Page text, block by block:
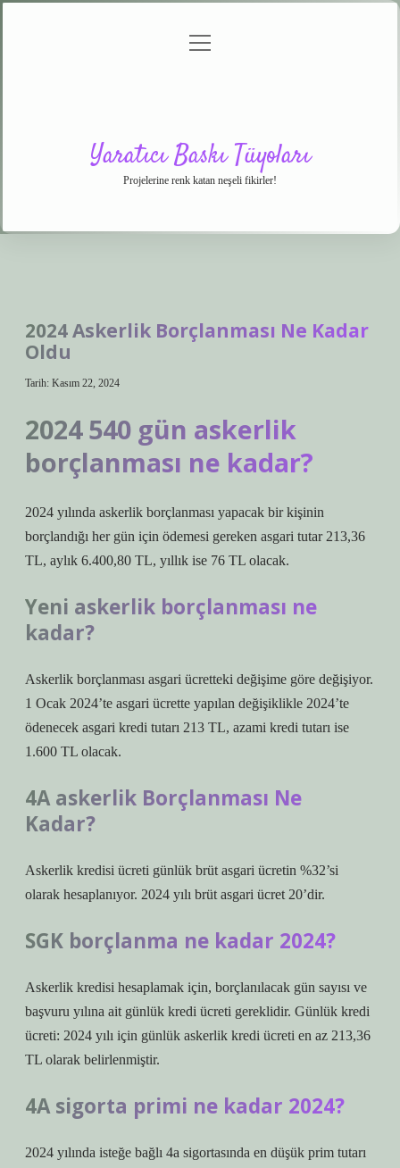
menüyü
Yaratıcı Baskı Tüyoları
Projelerine renk katan neşeli fikirler!
2024 Askerlik Borçlanması Ne Kadar
Oldu
Tarih: Kasım 22, 2024
2024 540 gün askerlik
borçlanması ne kadar?
2024 yılında askerlik borçlanması yapacak bir kişinin
borçlandığı her gün için ödemesi gereken asgari tutar 213,36
TL, aylık 6.400,80 TL, yıllık ise 76 TL olacak.
Yeni askerlik borçlanması ne
kadar?
Askerlik borçlanması asgari ücretteki değişime göre değişiyor.
1 Ocak 2024’te asgari ücrette yapılan değişiklikle 2024’te
ödenecek asgari kredi tutarı 213 TL, azami kredi tutarı ise
1.600 TL olacak.
4A askerlik Borçlanması Ne
Kadar?
Askerlik kredisi ücreti günlük brüt asgari ücretin %32’si
olarak hesaplanıyor. 2024 yılı brüt asgari ücret 20’dir.
SGK borçlanma ne kadar 2024?
Askerlik kredisi hesaplamak için, borçlanılacak gün sayısı ve
başvuru yılına ait günlük kredi ücreti gereklidir. Günlük kredi
ücreti: 2024 yılı için günlük askerlik kredi ücreti en az 213,36
TL olarak belirlenmiştir.
4A sigorta primi ne kadar 2024?
2024 yılında isteğe bağlı 4a sigortasında en düşük prim tutarı